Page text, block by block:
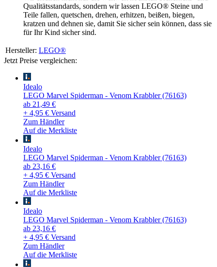
Qualitätsstandards, sondern wir lassen LEGO® Steine und
Teile fallen, quetschen, drehen, erhitzen, beißen, biegen,
kratzen und dehnen sie, damit Sie sicher sein können, dass sie
für Ihr Kind sicher sind.
Hersteller: LEGO®
Jetzt Preise vergleichen:
Idealo
LEGO Marvel Spiderman - Venom Krabbler (76163)
ab 21,49 €
+ 4,95 € Versand
Zum Händler
Auf die Merkliste
Idealo
LEGO Marvel Spiderman - Venom Krabbler (76163)
ab 23,16 €
+ 4,95 € Versand
Zum Händler
Auf die Merkliste
Idealo
LEGO Marvel Spiderman - Venom Krabbler (76163)
ab 23,16 €
+ 4,95 € Versand
Zum Händler
Auf die Merkliste